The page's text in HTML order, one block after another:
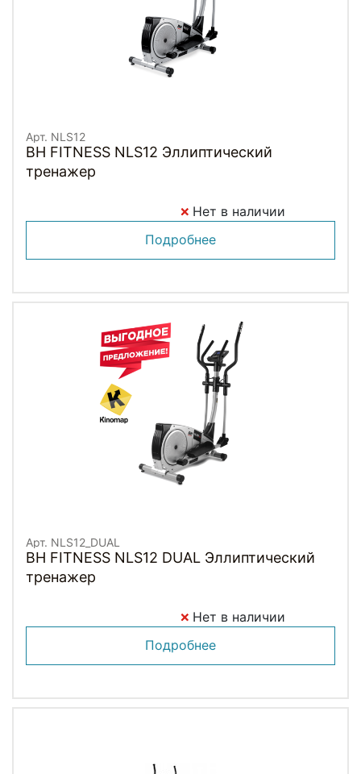
Арт. NLS12
BH FITNESS NLS12 Эллиптический
тренажер
Нет в наличии
Подробнее
Арт. NLS12_DUAL
BH FITNESS NLS12 DUAL Эллиптический
тренажер
Нет в наличии
Подробнее